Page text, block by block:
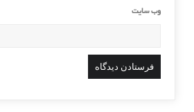
وب‌ سایت